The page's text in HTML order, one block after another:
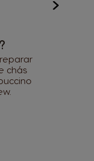
chás